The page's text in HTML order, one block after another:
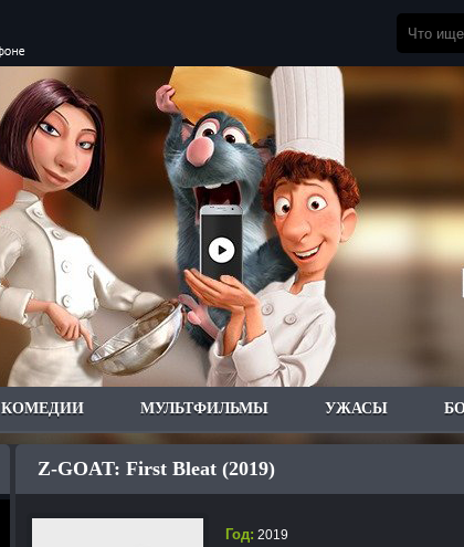
КОМЕДИИ МУЛЬТФИЛЬМЫ УЖАСЫ
Z-GOAT: First Bleat (2019)
Год: 2019